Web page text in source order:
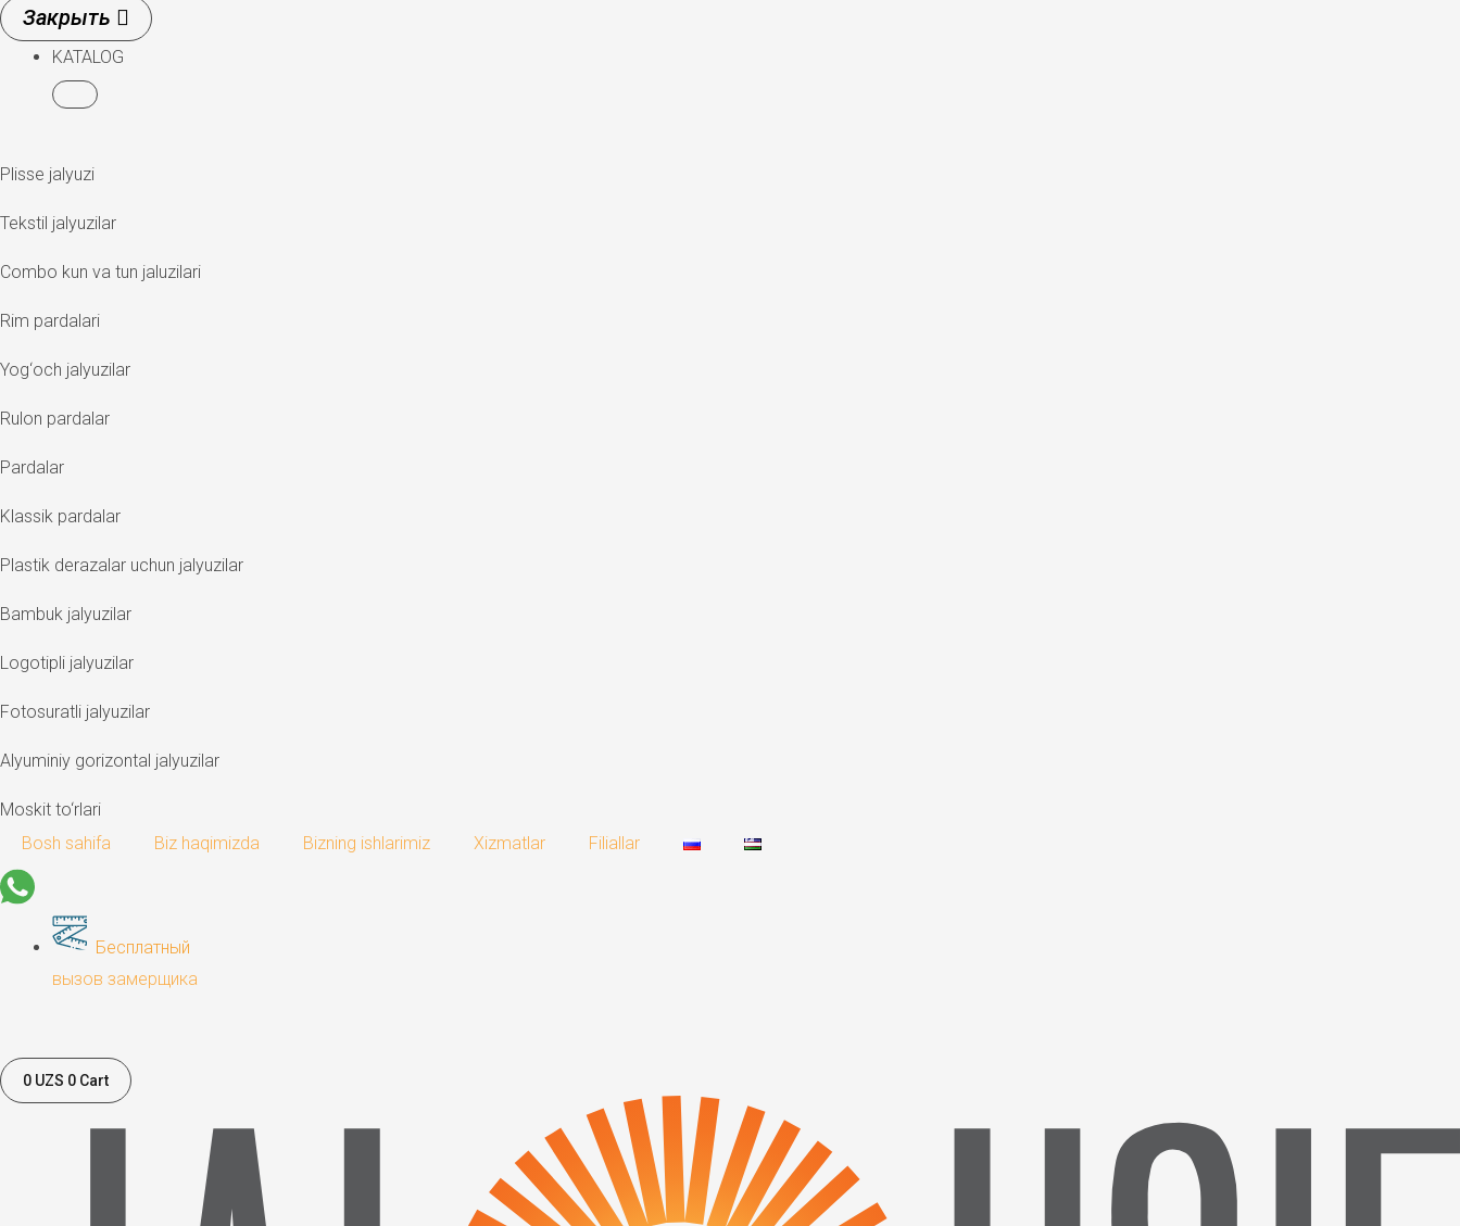
KATALOG
Plisse jalyuzi
Tekstil jalyuzilar
Combo kun va tun jaluzilari
Rim pardalari
Yog‘och jalyuzilar
Rulon pardalar
Pardalar
Klassik pardalar
Plastik derazalar uchun jalyuzilar
Bambuk jalyuzilar
Logotipli jalyuzilar
Fotosuratli jalyuzilar
Alyuminiy gorizontal jalyuzilar
Moskit to‘rlari
Bosh sahifa
Biz haqimizda Bizning ishlarimiz Xizmatlar Filiallar
Бесплатный
вызов замерщика
0 UZS 0 Cart